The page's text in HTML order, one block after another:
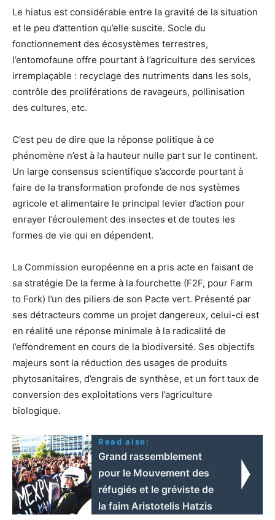
Le hiatus est considérable entre la gravité de la situation
et le peu d’attention qu’elle suscite. Socle du
fonctionnement des écosystèmes terrestres,
l’entomofaune offre pourtant à l’agriculture des services
irremplaçable : recyclage des nutriments dans les sols,
contrôle des proliférations de ravageurs, pollinisation
des cultures, etc.
C’est peu de dire que la réponse politique à ce
phénomène n’est à la hauteur nulle part sur le continent.
Un large consensus scientifique s’accorde pourtant à
faire de la transformation profonde de nos systèmes
agricole et alimentaire le principal levier d’action pour
enrayer l’écroulement des insectes et de toutes les
formes de vie qui en dépendent.
La Commission européenne en a pris acte en faisant de
sa stratégie De la ferme à la fourchette (F2F, pour Farm
to Fork) l’un des piliers de son Pacte vert. Présenté par
ses détracteurs comme un projet dangereux, celui-ci est
en réalité une réponse minimale à la radicalité de
l’effondrement en cours de la biodiversité. Ses objectifs
majeurs sont la réduction des usages de produits
phytosanitaires, d’engrais de synthèse, et un fort taux de
conversion des exploitations vers l’agriculture
biologique.
Read also:
Grand rassemblement
pour le Mouvement des
réfugiés et le gréviste de
la faim Aristotelis Hatzis